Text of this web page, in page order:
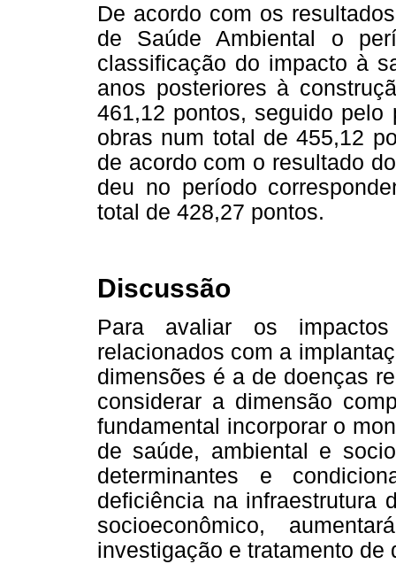
De acordo com os
de Saúde Ambiental o
classificação do impacto à
anos posteriores à
461,12 pontos, seguido pelo
obras num total de 455,12
de acordo com o resultado
deu no período
total de 428,27 pontos.
Discussão
Para avaliar os
relacionados com a
dimensões é a de doenças
considerar a dimensão
fundamental incorporar o
de saúde, ambiental e
determinantes e
deficiência na infraestrutura
socioeconômico,
investigação e tratamento de